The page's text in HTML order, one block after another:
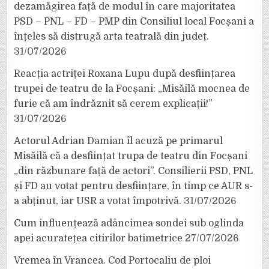
dezamăgirea față de modul în care majoritatea
PSD – PNL – FD – PMP din Consiliul local Focșani a
înțeles să distrugă arta teatrală din județ.
31/07/2026
Reacția actriței Roxana Lupu după desființarea
trupei de teatru de la Focșani: „Misăilă mocnea de
furie că am îndrăznit să cerem explicații!”
31/07/2026
Actorul Adrian Damian îl acuză pe primarul
Misăilă că a desființat trupa de teatru din Focșani
„din răzbunare față de actori”. Consilierii PSD, PNL
și FD au votat pentru desființare, în timp ce AUR s-
a abținut, iar USR a votat împotrivă. 31/07/2026
Cum influențează adâncimea sondei sub oglinda
apei acuratețea citirilor batimetrice 27/07/2026
Vremea în Vrancea. Cod Portocaliu de ploi